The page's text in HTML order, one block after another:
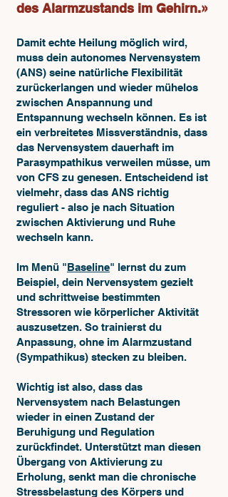
des Alarmzustands im Gehirn.»
​Damit echte Heilung möglich wird,
muss dein autonomes Nervensystem
(ANS) seine natürliche Flexibilität
zurückerlangen und wieder mühelos
zwischen Anspannung und
Entspannung wechseln können. Es ist
ein verbreitetes Missverständnis, dass
das Nervensystem dauerhaft im
Parasympathikus verweilen müsse, um
von CFS zu genesen. Entscheidend ist
vielmehr, dass das ANS richtig
reguliert - also je nach Situation
zwischen Aktivierung und Ruhe
wechseln kann.
Im Menü "Baseline" lernst du zum
Beispiel, dein Nervensystem gezielt
und schrittweise bestimmten
Stressoren wie körperlicher Aktivität
auszusetzen. So trainierst du
Anpassung, ohne im Alarmzustand
(Sympathikus) stecken zu bleiben.
Wichtig ist also, dass das
Nervensystem nach Belastungen
wieder in einen Zustand der
Beruhigung und Regulation
zurückfindet. Unterstützt man diesen
Übergang von Aktivierung zu
Erholung, senkt man die chronische
Stressbelastung des Körpers und